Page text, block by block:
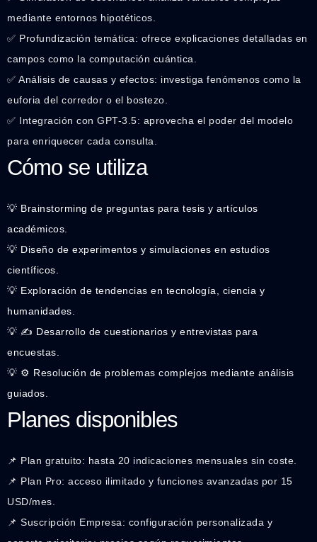
mediante entornos hipotéticos.
✅ Profundización temática: ofrece explicaciones detalladas en
campos como la computación cuántica.
✅ Análisis de causas y efectos: investiga fenómenos como la
euforia del corredor o el bostezo.
✅ Integración con GPT-3.5: aprovecha el poder del modelo
para enriquecer cada consulta.
Cómo se utiliza
💡 Brainstorming de preguntas para tesis y artículos
académicos.
💡 Diseño de experimentos y simulaciones en estudios
científicos.
💡 Exploración de tendencias en tecnología, ciencia y
humanidades.
💡 ✍️ Desarrollo de cuestionarios y entrevistas para
encuestas.
💡 ⚙️ Resolución de problemas complejos mediante análisis
guiados.
Planes disponibles
📌 Plan gratuito: hasta 20 indicaciones mensuales sin coste.
📌 Plan Pro: acceso ilimitado y funciones avanzadas por 15
USD/mes.
📌 Suscripción Empresa: configuración personalizada y